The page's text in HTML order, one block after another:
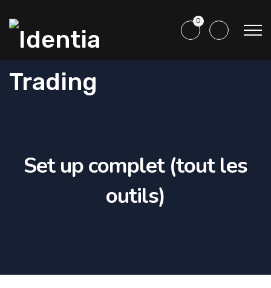
0
Set up complet (tout les
outils)